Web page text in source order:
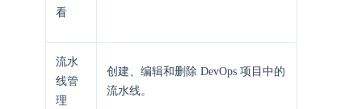
看
流水
线管
理
创建、编辑和删除 DevOps 项目中的
流水线。